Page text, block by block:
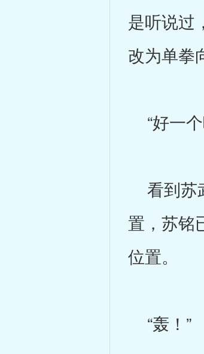
是听说过
改为单拳
“好一
看到苏
置，苏铭
位置。
“轰！”